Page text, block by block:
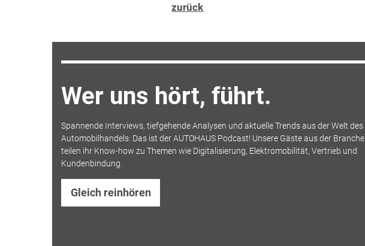
zurück
Wer uns hört, führt.
Spannende Interviews, tiefgehende Analysen und aktuelle Trends aus der Welt des
Automobilhandels: Das ist der AUTOHAUS Podcast! Unsere Gäste aus der Branche
teilen ihr Know-how zu Themen wie Digitalisierung, Elektromobilität, Vertrieb und
Kundenbindung.
Gleich reinhören